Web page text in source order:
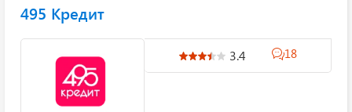
495 Кредит
3.4 18